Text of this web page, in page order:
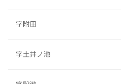
字附田
字土井ノ池